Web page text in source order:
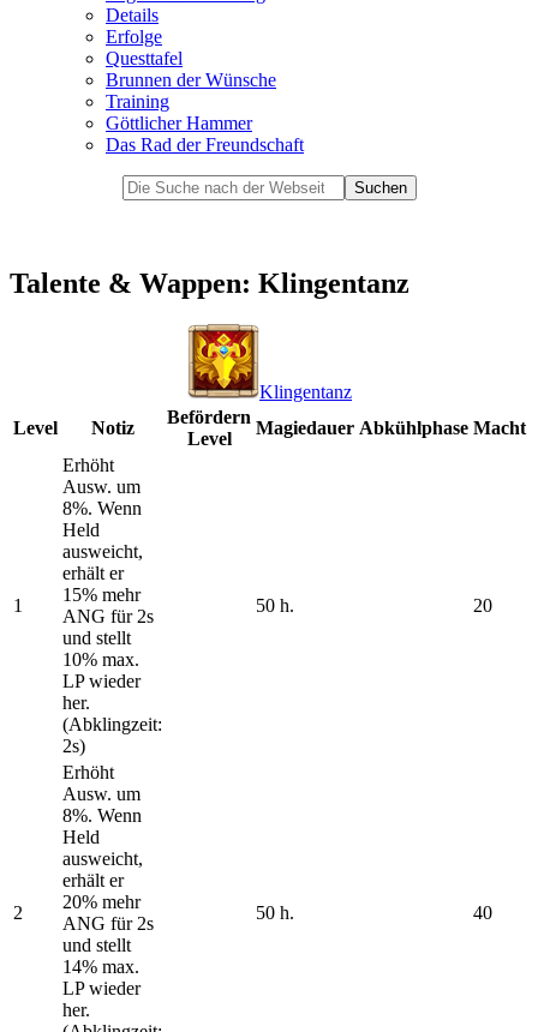
Details
Erfolge
Questtafel
Brunnen der Wünsche
Training
Göttlicher Hammer
Das Rad der Freundschaft
Talente & Wappen: Klingentanz
Klingentanz
Level
Notiz
Befördern
Level
Magiedauer Abkühlphase Macht
1
Erhöht
Ausw. um
8%. Wenn
Held
ausweicht,
erhält er
15% mehr
ANG für 2s
und stellt
10% max.
LP wieder
her.
(Abklingzeit:
2s)
50 h. 20
2
Erhöht
Ausw. um
8%. Wenn
Held
ausweicht,
erhält er
20% mehr
ANG für 2s
und stellt
14% max.
LP wieder
her.
50 h. 40